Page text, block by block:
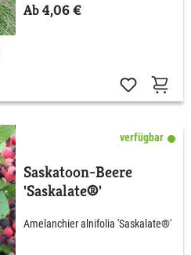
Ab 4,06 €
verfügbar
Saskatoon-Beere
'Saskalate®'
Amelanchier alnifolia 'Saskalate®'